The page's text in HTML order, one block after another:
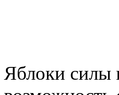
Яблоки силы